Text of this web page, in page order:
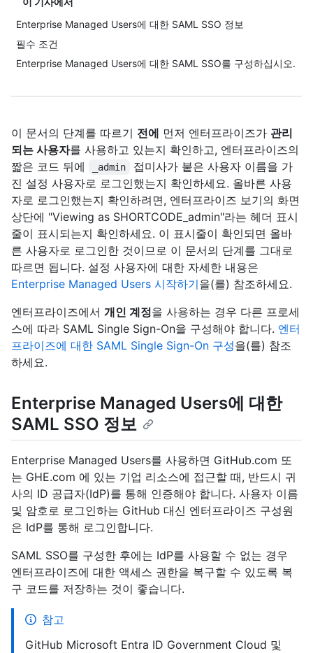
Enterprise Managed Users에 대한 SAML SSO 정보
필수 조건
Enterprise Managed Users에 대한 SAML SSO를 구성하십시오.
이 문서의 단계를 따르기 전에 먼저 엔터프라이즈가 관리
되는 사용자를 사용하고 있는지 확인하고, 엔터프라이즈의
짧은 코드 뒤에
_admin
접미사가 붙은 사용자 이름을 가
진 설정 사용자로 로그인했는지 확인하세요. 올바른 사용
자로 로그인했는지 확인하려면, 엔터프라이즈 보기의 화면
상단에 "Viewing as SHORTCODE_admin"라는 헤더 표시
줄이 표시되는지 확인하세요. 이 표시줄이 확인되면 올바
른 사용자로 로그인한 것이므로 이 문서의 단계를 그대로
따르면 됩니다. 설정 사용자에 대한 자세한 내용은
Enterprise Managed Users 시작하기을(를) 참조하세요.
엔터프라이즈에서 개인 계정을 사용하는 경우 다른 프로세
스에 따라 SAML Single Sign-On을 구성해야 합니다. 엔터
프라이즈에 대한 SAML Single Sign-On 구성을(를) 참조
하세요.
Enterprise Managed Users에 대한
SAML SSO 정보
Enterprise Managed Users를 사용하면 GitHub.com 또
는 GHE.com 에 있는 기업 리소스에 접근할 때, 반드시 귀
사의 ID 공급자(IdP)를 통해 인증해야 합니다. 사용자 이름
및 암호로 로그인하는 GitHub 대신 엔터프라이즈 구성원
은 IdP를 통해 로그인합니다.
SAML SSO를 구성한 후에는 IdP를 사용할 수 없는 경우
엔터프라이즈에 대한 액세스 권한을 복구할 수 있도록 복
구 코드를 저장하는 것이 좋습니다.
참고
GitHub Microsoft Entra ID Government Cloud 및